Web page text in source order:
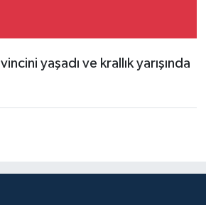
yaşadı ve krallık yarışında